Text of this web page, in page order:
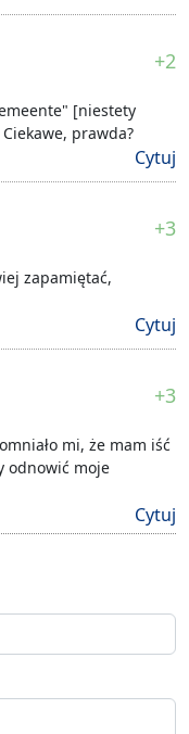
+2
[niestety
prawda?
Cytuj
+3
zapamiętać,
Cytuj
+3
mi, że mam iść
odnowić moje
Cytuj